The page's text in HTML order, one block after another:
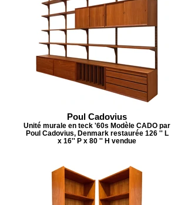
Poul Cadovius
Unité murale en teck '60s Modèle CADO par
Poul Cadovius, Denmark restaurée 126 '' L
x 16'' P x 80 '' H vendue